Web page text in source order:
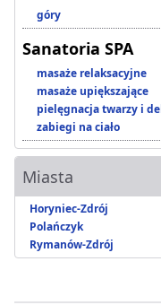
góry
Sanatoria SPA
masaże relaksacyjne
masaże upiększające
pielęgnacja twarzy i
zabiegi na ciało
Miasta
Horyniec-Zdrój
Polańczyk
Rymanów-Zdrój